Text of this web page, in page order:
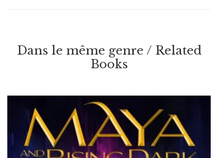
Dans le même genre / Related
Books